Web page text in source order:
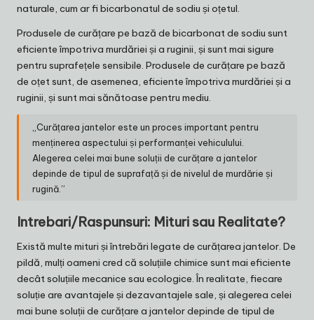
naturale, cum ar fi bicarbonatul de sodiu și oțetul.
Produsele de curățare pe bază de bicarbonat de sodiu sunt
eficiente împotriva murdăriei și a ruginii, și sunt mai sigure
pentru suprafețele sensibile. Produsele de curățare pe bază
de oțet sunt, de asemenea, eficiente împotriva murdăriei și a
ruginii, și sunt mai sănătoase pentru mediu.
„Curățarea jantelor este un proces important pentru
menținerea aspectului și performanței vehiculului.
Alegerea celei mai bune soluții de curățare a jantelor
depinde de tipul de suprafață și de nivelul de murdărie și
rugină.”
Intrebari/Raspunsuri: Mituri sau Realitate?
Există multe mituri și întrebări legate de curățarea jantelor. De
pildă, mulți oameni cred că soluțiile chimice sunt mai eficiente
decât soluțiile mecanice sau ecologice. În realitate, fiecare
soluție are avantajele și dezavantajele sale, și alegerea celei
mai bune soluții de curățare a jantelor depinde de tipul de